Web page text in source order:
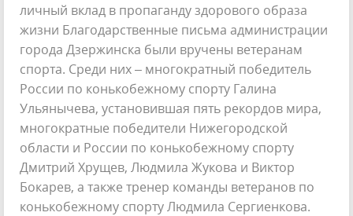
личный вклад в пропаганду здорового образа
жизни Благодарственные письма администрации
города Дзержинска были вручены ветеранам
спорта. Среди них – многократный победитель
России по конькобежному спорту Галина
Ульянычева, установившая пять рекордов мира,
многократные победители Нижегородской
области и России по конькобежному спорту
Дмитрий Хрущев, Людмила Жукова и Виктор
Бокарев, а также тренер команды ветеранов по
конькобежному спорту Людмила Сергиенкова.